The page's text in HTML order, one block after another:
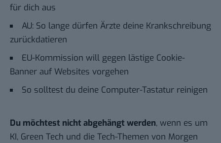
für dich aus
AU: So lange dürfen Ärzte deine Krankschreibung
zurückdatieren
EU-Kommission will gegen lästige Cookie-
Banner auf Websites vorgehen
So solltest du deine Computer-Tastatur reinigen
Du möchtest nicht abgehängt werden, wenn es um
KI, Green Tech und die Tech-Themen von Morgen